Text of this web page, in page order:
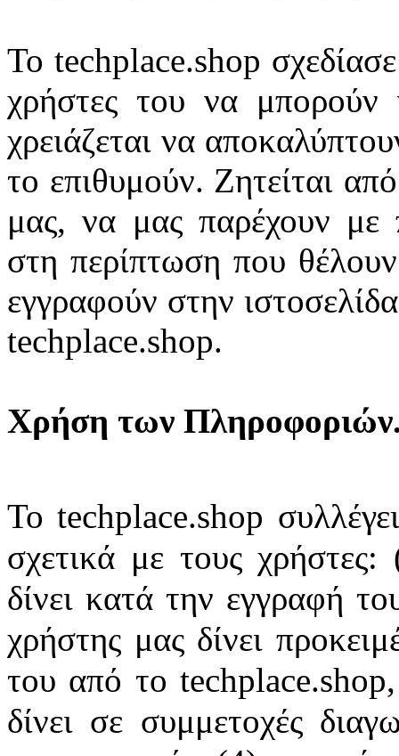
Το techplace.shop
χρήστες του να μπορούν
χρειάζεται να
το επιθυμούν. Ζητείται
μας, να μας παρέχουν με
στη περίπτωση που
εγγραφούν στην
techplace.shop.
Χρήση των Πληροφοριών
Το techplace.shop
σχετικά με τους
δίνει κατά την εγγραφή
χρήστης μας δίνει
του από το
δίνει σε συμμετοχές